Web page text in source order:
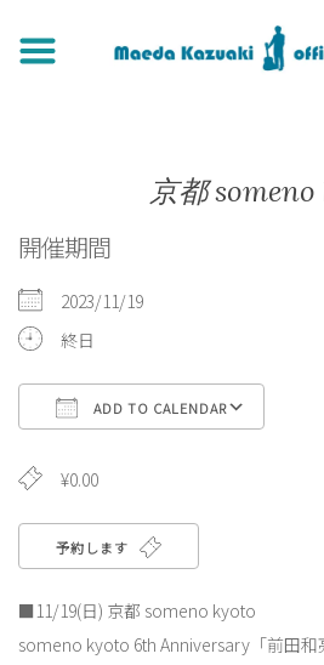
京都
開催期間
2023/11/19
終日
ADD TO CALENDAR
¥0.00
予約します
■11/19(日) 京都 someno kyoto
someno kyoto 6th Anniversary「前田